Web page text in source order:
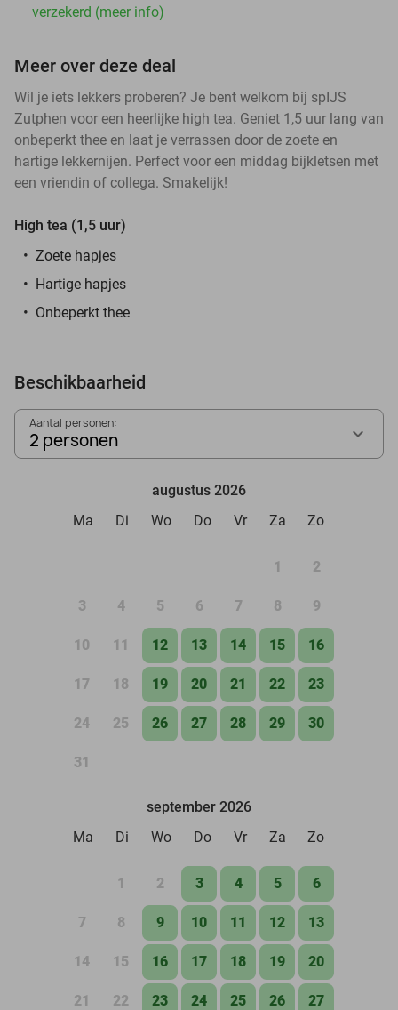
verzekerd (meer info)
Meer over deze deal
Wil je iets lekkers proberen? Je bent welkom bij spIJS
Zutphen voor een heerlijke high tea. Geniet 1,5 uur lang van
onbeperkt thee en laat je verrassen door de zoete en
hartige lekkernijen. Perfect voor een middag bijkletsen met
een vriendin of collega. Smakelijk!
High tea (1,5 uur)
Zoete hapjes
Hartige hapjes
Onbeperkt thee
Beschikbaarheid
Aantal personen:
2 personen
augustus 2026
Ma
Di Wo Do Vr Za Zo
1 2
3 4 5 6 7 8 9
10 11 12 13 14 15 16
17 18 19 20 21 22 23
24 25 26 27 28 29 30
31
september 2026
Ma
Di Wo Do Vr Za Zo
1 2 3 4 5 6
7 8 9 10 11 12 13
14 15 16 17 18 19 20
21 22 23 24 25 26 27